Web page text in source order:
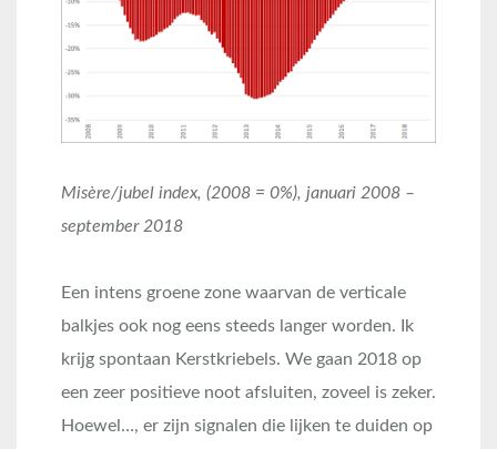
Misère/jubel index, (2008 = 0%), januari 2008 –
september 2018
Een intens groene zone waarvan de verticale
balkjes ook nog eens steeds langer worden. Ik
krijg spontaan Kerstkriebels. We gaan 2018 op
een zeer positieve noot afsluiten, zoveel is zeker.
Hoewel…, er zijn signalen die lijken te duiden op